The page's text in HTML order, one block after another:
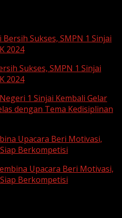
Bersih Sukses, SMPN 1 Sinjai
2024
Sukses, SMPN 1 Sinjai
2024
1 Sinjai Kembali Gelar
dengan Tema Kedisiplinan
Upacara Beri Motivasi,
Berkompetisi
Upacara Beri Motivasi,
Berkompetisi